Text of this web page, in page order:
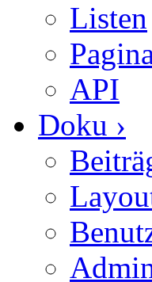
Listen
API
Doku ›